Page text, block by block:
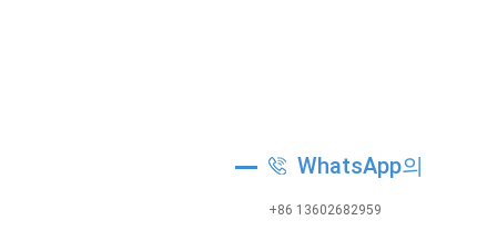
WhatsApp의
+86 13602682959